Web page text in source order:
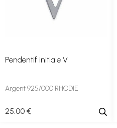
Pendentif initiale V
Argent 925/000 RHODIE
25.00 €